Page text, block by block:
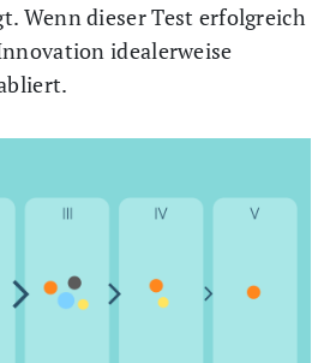
Wenn dieser Test erfolgreich
idealerweise